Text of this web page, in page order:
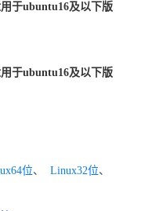
于ubuntu16及以下版
于ubuntu16及以下版
位、 Linux32位、